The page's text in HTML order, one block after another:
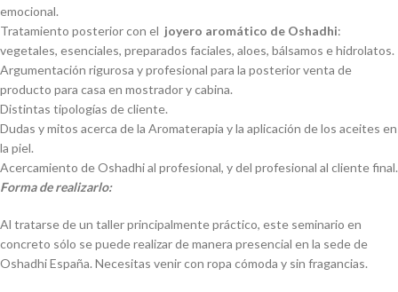
emocional.
Tratamiento posterior con el joyero aromático de Oshadhi:
vegetales, esenciales, preparados faciales, aloes, bálsamos e hidrolatos.
Argumentación rigurosa y profesional para la posterior venta de
producto para casa en mostrador y cabina.
Distintas tipologías de cliente.
Dudas y mitos acerca de la Aromaterapia y la aplicación de los aceites en
la piel.
Acercamiento de Oshadhi al profesional, y del profesional al cliente final.
Forma de realizarlo:
Al tratarse de un taller principalmente práctico, este seminario en
concreto sólo se puede realizar de manera presencial en la sede de
Oshadhi España. Necesitas venir con ropa cómoda y sin fragancias.